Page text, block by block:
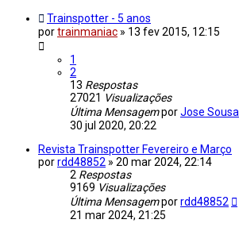
Trainspotter - 5 anos
portrainmaniac » 13 fev 2015, 12:15
1
2
13 Respostas
27021 Visualizações
Última MensagemporJose Sousa
30 jul 2020, 20:22
Revista Trainspotter Fevereiro e Março
porrdd48852 » 20 mar 2024, 22:14
2 Respostas
9169 Visualizações
Última Mensagemporrdd48852
21 mar 2024, 21:25